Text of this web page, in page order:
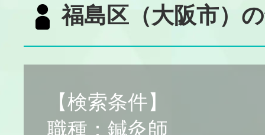
福島区（大阪市）
【検索条件】
職種：鍼灸師